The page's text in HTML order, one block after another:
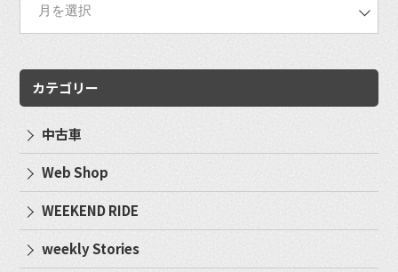
カテゴリー
中古車
Web Shop
WEEKEND RIDE
weekly Stories